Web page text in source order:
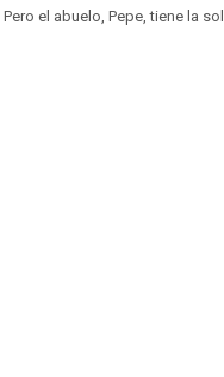
el abuelo, Pepe, tiene la